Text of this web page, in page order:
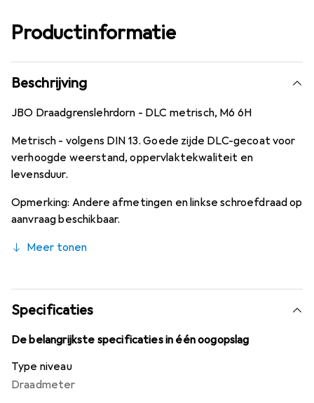
Productinformatie
Beschrijving
JBO Draadgrenslehrdorn - DLC metrisch, M6 6H
Metrisch - volgens DIN 13. Goede zijde DLC-gecoat voor
verhoogde weerstand, oppervlaktekwaliteit en
levensduur.
Opmerking: Andere afmetingen en linkse schroefdraad op
aanvraag beschikbaar.
Meer tonen
Specificaties
De belangrijkste specificaties in één oogopslag
Type niveau
Draadmeter